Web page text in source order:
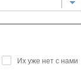
Их уже нет с нами